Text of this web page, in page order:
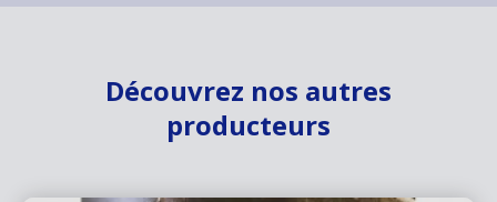
Découvrez nos autres
producteurs